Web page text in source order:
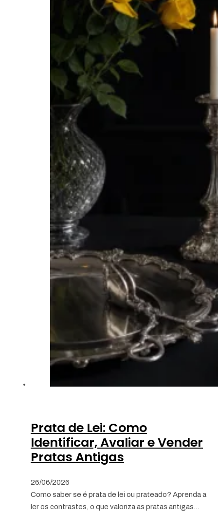
Prata de Lei: Como
Identificar, Avaliar e Vender
Pratas Antigas
26/06/2026
Como saber se é prata de lei ou prateado? Aprenda a
ler os contrastes, o que valoriza as pratas antigas…